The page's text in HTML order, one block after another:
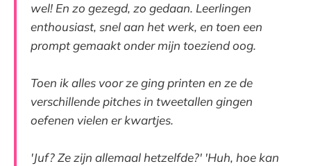
wel! En zo gezegd, zo gedaan. Leerlingen
enthousiast, snel aan het werk, en toen een
prompt gemaakt onder mijn toeziend oog.
Toen ik alles voor ze ging printen en ze de
verschillende pitches in tweetallen gingen
oefenen vielen er kwartjes.
'Juf? Ze zijn allemaal hetzelfde?' 'Huh, hoe kan